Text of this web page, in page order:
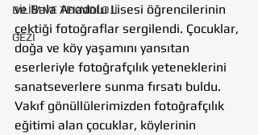
BİLİM VE TEKNOLOJİ
GEZİ
ve Bala Anadolu Lisesi öğrencilerinin
çektiği fotoğraflar sergilendi. Çocuklar,
doğa ve köy yaşamını yansıtan
eserleriyle fotoğrafçılık yeteneklerini
sanatseverlere sunma fırsatı buldu.
Vakıf gönüllülerimizden fotoğrafçılık
eğitimi alan çocuklar, köylerinin